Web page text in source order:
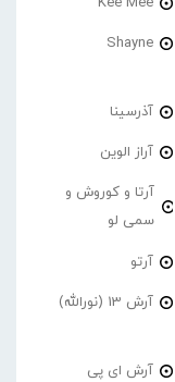
Shayne
آذرسینا
آراز الوین
آرتا و کوروش و
سمی لو
آرتو
آرش 13 (نورالله)
آرش ای پی